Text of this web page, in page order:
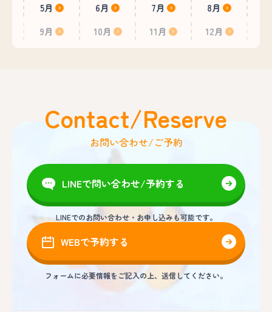
5月
6月 7月
8月
9月
10月 11月 12月
Contact/Reserve
お問い合わせ/ご予約
LINEで問い合わせ/予約する
LINEでのお問い合わせ・お申し込みも可能です。
WEBで予約する
フォームに必要情報をご記入の上、送信してください。